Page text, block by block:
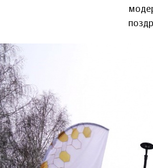
11_noyabrya_2022-